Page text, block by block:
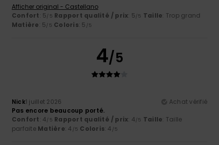
Afficher original - Castellano
Confort: 5/5 Rapport qualité / prix: 5/5 Taille: Trop grand
Matière: 5/5 Coloris: 5 /5
4/5
Nick1 juillet 2026
Achat vérifié
Pas encore beaucoup porté.
Confort: 4/5 Rapport qualité / prix: 4/5 Taille: Taille
parfaite Matière: 4 /5 Coloris: 4 /5